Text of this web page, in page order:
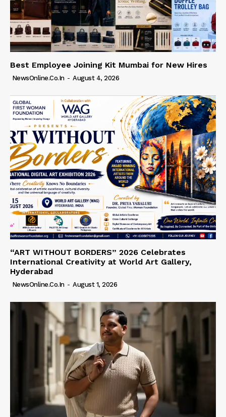
Best Employee Joining Kit Mumbai for New Hires
NewsOnline.co.in - August 4, 2026
“ART WITHOUT BORDERS” 2026 Celebrates
International Creativity at World Art Gallery,
Hyderabad
NewsOnline.co.in - August 1, 2026